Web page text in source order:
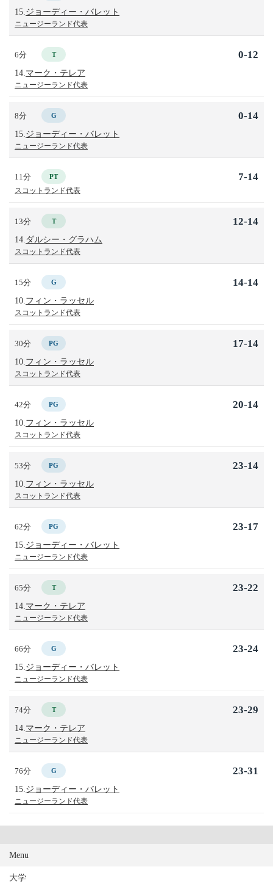
15. ジョーディー・バレット
ニュージーランド代表
6分 T
14. マーク・テレア
ニュージーランド代表
0-12
8分 G
15. ジョーディー・バレット
ニュージーランド代表
0-14
11分 PT
スコットランド代表
7-14
13分 T
14. ダルシー・グラハム
スコットランド代表
12-14
15分 G
10. フィン・ラッセル
スコットランド代表
14-14
30分 PG
10. フィン・ラッセル
スコットランド代表
17-14
42分 PG
10. フィン・ラッセル
スコットランド代表
20-14
53分 PG
10. フィン・ラッセル
スコットランド代表
23-14
62分 PG
15. ジョーディー・バレット
ニュージーランド代表
23-17
65分 T
14. マーク・テレア
ニュージーランド代表
23-22
66分 G
15. ジョーディー・バレット
ニュージーランド代表
23-24
74分 T
14. マーク・テレア
ニュージーランド代表
23-29
76分 G
15. ジョーディー・バレット
ニュージーランド代表
23-31
Menu
大学